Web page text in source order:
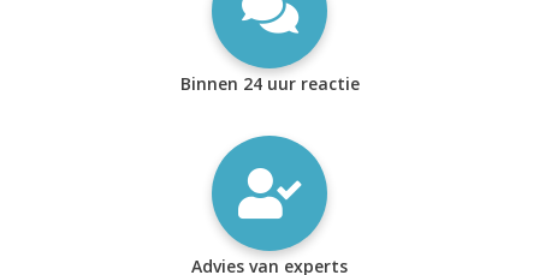
Binnen 24 uur reactie
Advies van experts